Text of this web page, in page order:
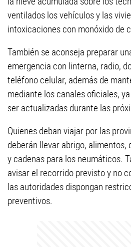
ventilados los vehículos y las
intoxicaciones con monóxido de
También se aconseja preparar
emergencia con linterna, radio,
teléfono celular, además de
mediante los canales oficiales,
ser actualizadas durante las
Quienes deban viajar por las
deberán llevar abrigo,
y cadenas para los neumáticos.
avisar el recorrido previsto y no
las autoridades dispongan
preventivos.